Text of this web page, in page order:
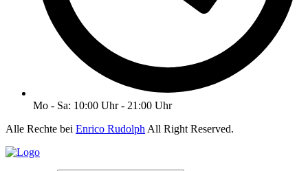
Mo - Sa: 10:00 Uhr - 21:00 Uhr
Alle Rechte bei Enrico Rudolph All Right Reserved.